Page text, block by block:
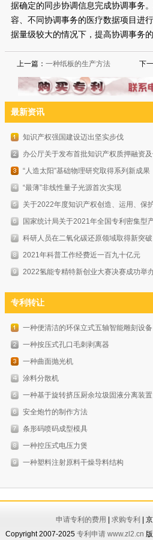
据确定的同步协调信息完成协调事务
容、不同协调事务的医疗数据项目进
据量级较大的情况下，提高协调事务的
上一篇： 一种纸板的生产方法 下
最新资讯
知识产权强国建设迈出坚实步伐
办公厅关于发布首批知识产权质押融资
“人造太阳”基础物理研究取得系列新成果
“最薄”非线性量子光源首次实现
关于2022年度知识产权创造、运用、保
国家统计局关于2021年全国专利密集型
科研人员在二氧化碳还原领域取得新突破
2021年科普工作经费近一百九十亿元
2022氢能专精特新创业大赛决赛成功举
专利转让
一种便清洁的环保立式五轴智能雕刻设备
一种按压式孔口毛刺剥离器
一种曲面抛光机
涂料分散机
一种基于旋转挤压厨余垃圾固液分离装置
安全炮竹的制作方法
条形码喷码成型模具
一种控压式电压力煲
一种塑料注射原料干燥导料结构
申请专利的费用 求购专利
|
Copyright 2007-2025 专利申请 www.zl2.cn